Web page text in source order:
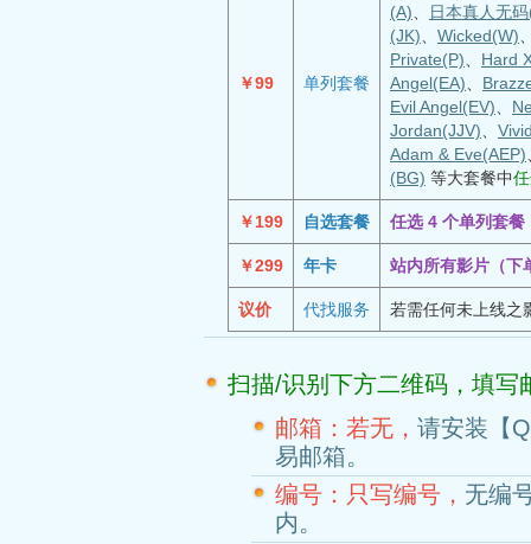
￥99 单列套餐
(A)、
日本真人无
(JK)、 Wicked(W)
Private(P)、 Hard
Angel(EA)、
Evil Angel(EV)、
Jordan(JJV)、
Adam & Eve(AEP)
(BG) 等大套餐中
￥199 自选套餐 任选 4 个单列套餐
￥299 年卡 站内所有影片（下
议价 代找服务 若需任何未上线之
扫描/识别下方二维码，填写
邮箱：若无， 请安装【
易邮箱。
编号：只写编号， 无编
内。